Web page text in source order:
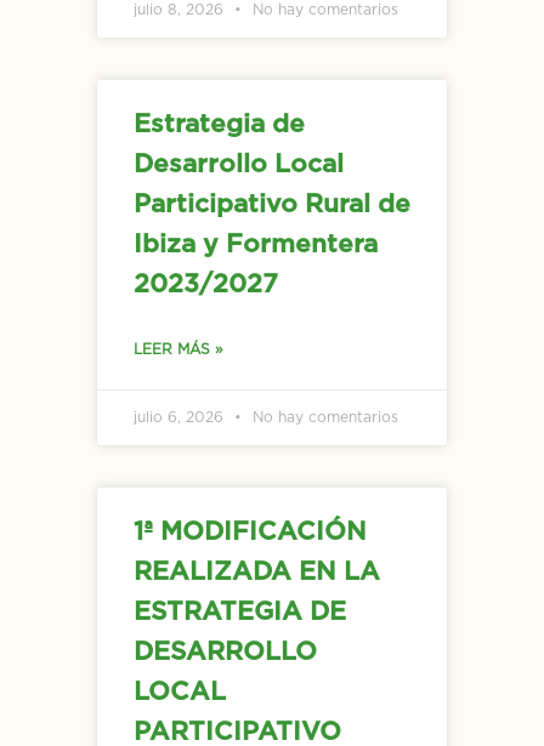
julio 8, 2026 No hay comentarios
Estrategia de
Desarrollo Local
Participativo Rural de
Ibiza y Formentera
2023/2027
LEER MÁS »
julio 6, 2026 No hay comentarios
1ª MODIFICACIÓN
REALIZADA EN LA
ESTRATEGIA DE
DESARROLLO
LOCAL
PARTICIPATIVO